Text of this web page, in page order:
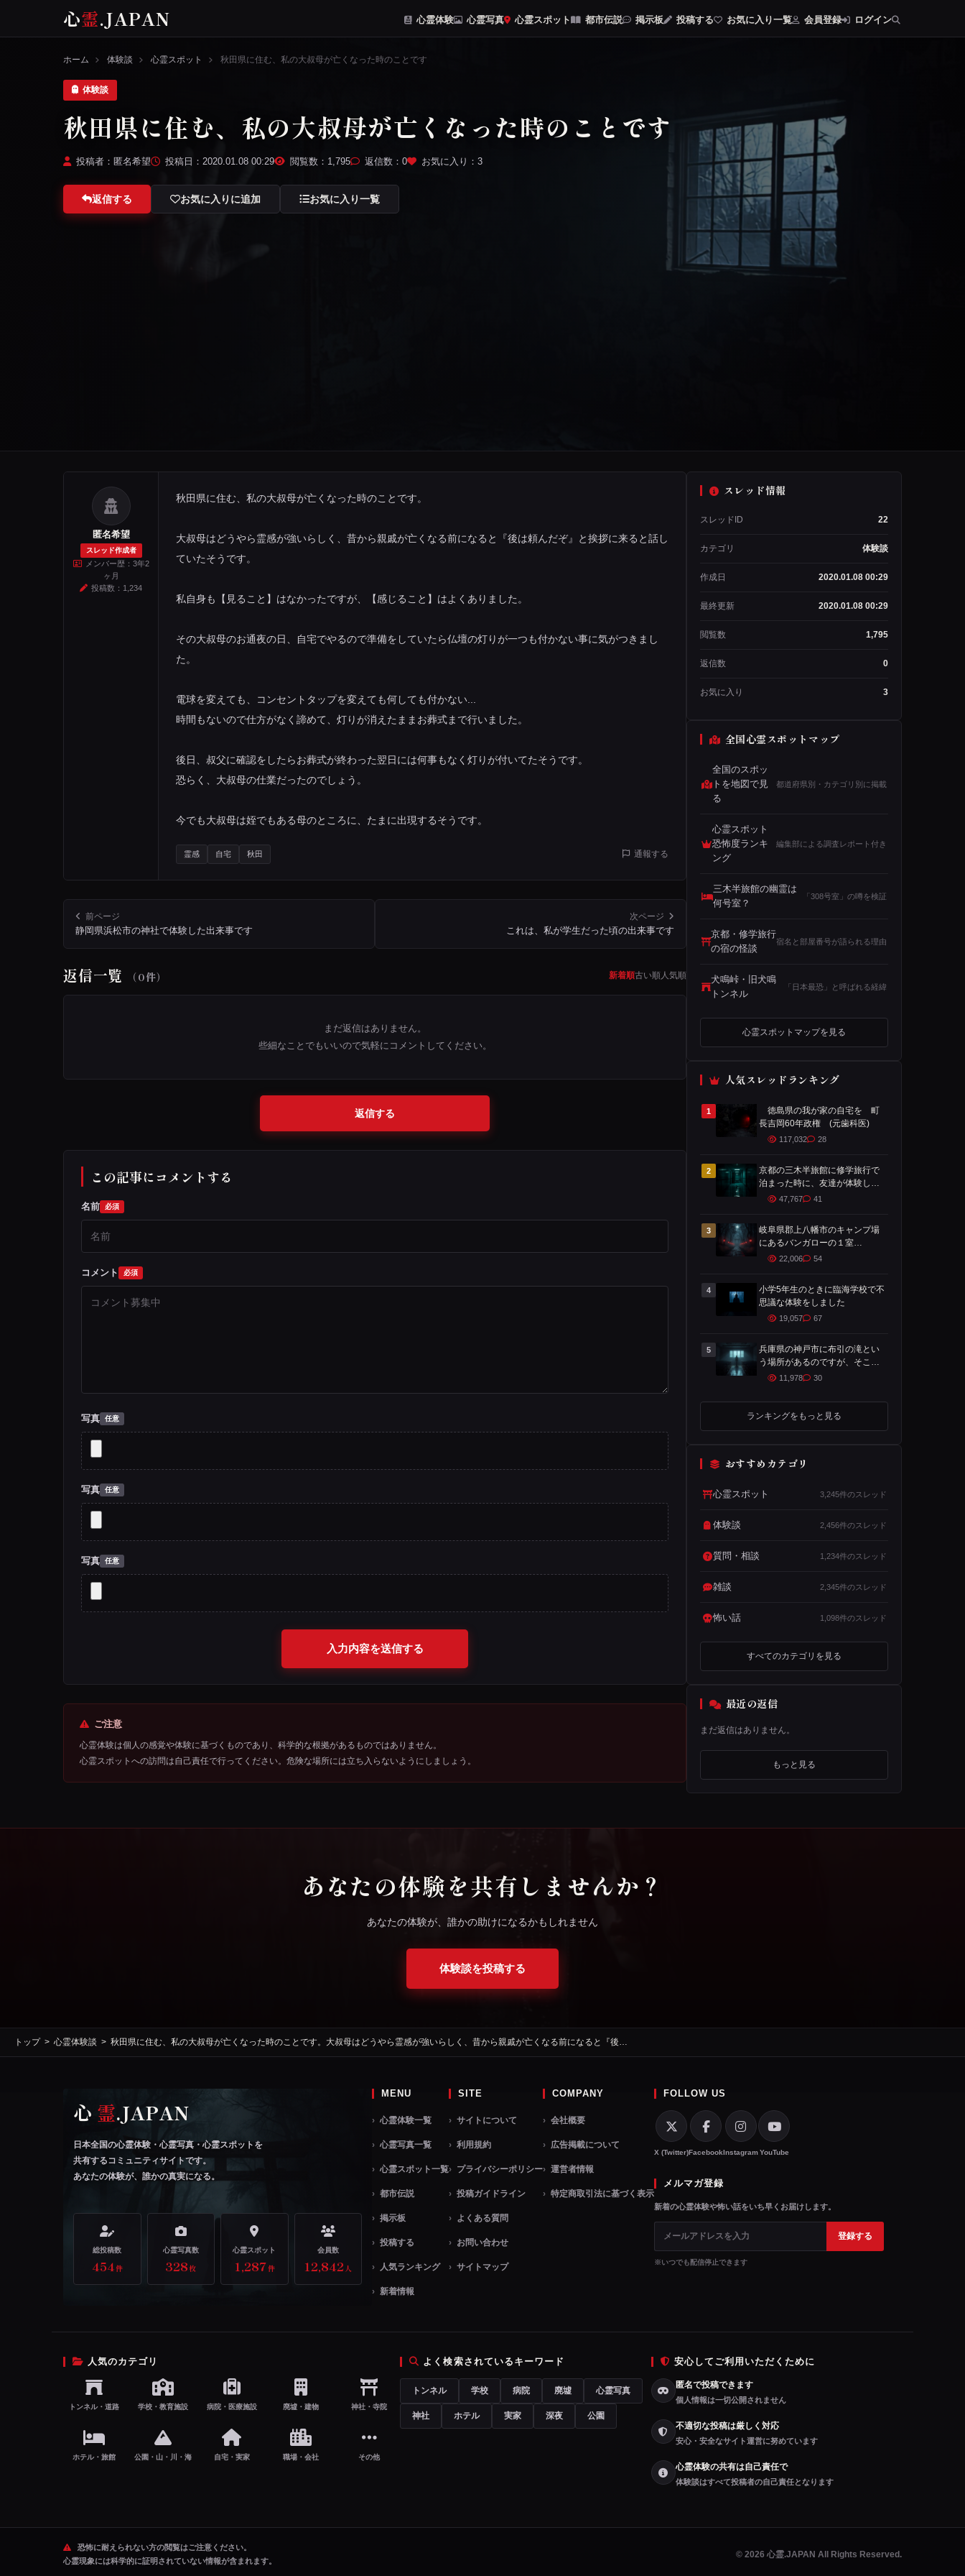
心霊.JAPAN 心霊体験 心霊写真 心霊スポット 都市伝説 掲示板 投稿する お気に入り一覧 会員登録 ログイン
ホーム 体験談 心霊スポット 秋田県に住む、私の大叔母が亡くなった時のことです
体験談
秋田県に住む、私の大叔母が亡くなった時のことです
投稿者：匿名希望 投稿日：2020.01.08 00:29 閲覧数：1,795 返信数：0 お気に入り： 3
返信する お気に入りに追加 お気に入り一覧
匿名希望
スレッド作成者
メンバー歴：3年2
ヶ月
投稿数：1,234
秋田県に住む、私の大叔母が亡くなった時のことです。
大叔母はどうやら霊感が強いらしく、昔から親戚が亡くなる前になると『後は頼んだぞ』と挨拶に来ると話し
ていたそうです。
私自身も【見ること】はなかったですが、【感じること】はよくありました。
その大叔母のお通夜の日、自宅でやるので準備をしていたら仏壇の灯りが一つも付かない事に気がつきまし
た。
電球を変えても、コンセントタップを変えても何しても付かない...
時間もないので仕方がなく諦めて、灯りが消えたままお葬式まで行いました。
後日、叔父に確認をしたらお葬式が終わった翌日には何事もなく灯りが付いてたそうです。
恐らく、大叔母の仕業だったのでしょう。
今でも大叔母は姪でもある母のところに、たまに出現するそうです。
霊感 自宅 秋田 通報する
前ページ
静岡県浜松市の神社で体験した出来事です
次ページ
これは、私が学生だった頃の出来事です
返信一覧 （0件） 新着順古い順 人気順
まだ返信はありません。
些細なことでもいいので気軽にコメントしてください。
返信する
この記事にコメントする
名前
コメント
写真
写真
写真
入力内容を送信する
ご注意
心霊体験は個人の感覚や体験に基づくものであり、科学的な根拠があるものではありません。
心霊スポットへの訪問は自己責任で行ってください。危険な場所には立ち入らないようにしましょう。
スレッド情報
スレッドID 22
カテゴリ 体験談
作成日 2020.01.08 00:29
最終更新 2020.01.08 00:29
閲覧数 1,795
返信数 0
お気に入り 3
全国心霊スポットマップ
全国のスポッ
トを地図で見
る
都道府県別・カテゴリ別に掲載
心霊スポット
恐怖度ランキ
ング
編集部による調査レポート付き
三木半旅館の幽霊は
何号室？
「308号室」の噂を検証
京都・修学旅行
の宿の怪談
宿名と部屋番号が語られる理由
犬鳴峠・旧犬鳴
トンネル
「日本最恐」と呼ばれる経緯
心霊スポットマップを見る
人気スレッドランキング
1
徳島県の我が家の自宅を 町
長吉岡60年政権 (元歯科医)
117,032 28
2
京都の三木半旅館に修学旅行で
泊まった時に、友達が体験した
ことです
47,767 41
3
岐阜県郡上八幡市のキャンプ場
にあるバンガローの１室
で・・・
22,006 54
4
小学5年生のときに臨海学校で不
思議な体験をしました
19,057 67
5
兵庫県の神戸市に布引の滝とい
う場所があるのですが、そこで
心霊体験をした時の話です
11,978 30
ランキングをもっと見る
おすすめカテゴリ
心霊スポット 3,245件のスレッド
体験談 2,456件のスレッド
質問・相談 1,234件のスレッド
雑談 2,345件のスレッド
怖い話 1,098件のスレッド
すべてのカテゴリを見る
最近の返信
まだ返信はありません。
もっと見る
あなたの体験を共有しませんか？
あなたの体験が、誰かの助けになるかもしれません
体験談を投稿する
トップ 心霊体験談 秋田県に住む、私の大叔母が亡くなった時のことです。大叔母はどうやら霊感が強いらしく、昔から親戚が亡くなる前になると『後…
心 霊.JAPAN
日本全国の心霊体験・心霊写真・心霊スポットを
共有するコミュニティサイトです。
あなたの体験が、誰かの真実になる。
総投稿数
454件
心霊写真数
328枚
心霊スポット
1,287件
会員数
12,842 人
MENU
心霊体験一覧
心霊写真一覧
心霊スポット一覧
都市伝説
掲示板
投稿する
人気ランキング
新着情報
SITE
サイトについて
利用規約
プライバシーポリシー
投稿ガイドライン
よくある質問
お問い合わせ
サイトマップ
COMPANY
会社概要
広告掲載について
運営者情報
特定商取引法に基づく表示
FOLLOW US
X (Twitter)FacebookInstagramYouTube
メルマガ登録
新着の心霊体験や怖い話をいち早くお届けします。
登録する
※いつでも配信停止できます
人気のカテゴリ
トンネル・道路 学校・教育施設 病院・医療施設 廃墟・建物 神社・寺院
ホテル・旅館 公園・山・川・海 自宅・実家 職場・会社 その他
よく検索されているキーワード
トンネル 学校 病院 廃墟 心霊写真
神社 ホテル 実家 深夜 公園
安心してご利用いただくために
匿名で投稿できます
個人情報は一切公開されません
不適切な投稿は厳しく対応
安心・安全なサイト運営に努めています
心霊体験の共有は自己責任で
体験談はすべて投稿者の自己責任となります
恐怖に耐えられない方の閲覧はご注意ください。
心霊現象には科学的に証明されていない情報が含まれます。
© 2026 心霊.JAPAN All Rights Reserved.